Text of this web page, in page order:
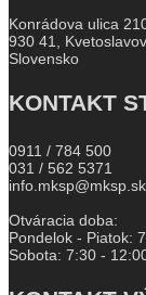
Konrádova ulica
930 41, Kvetoslavov
Slovensko
KONTAKT
0911 / 784 500
031 / 562 5371
info.mksp@mksp.sk
Otváracia doba:
Pondelok - Piatok:
Sobota: 7:30 -